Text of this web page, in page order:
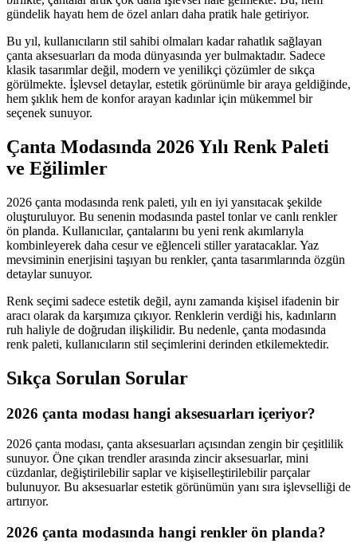
gündelik hayatı hem de özel anları daha pratik hale getiriyor.
Bu yıl, kullanıcıların stil sahibi olmaları kadar rahatlık sağlayan
çanta aksesuarları da moda dünyasında yer bulmaktadır. Sadece
klasik tasarımlar değil, modern ve yenilikçi çözümler de sıkça
görülmekte. İşlevsel detaylar, estetik görünümle bir araya geldiğinde,
hem şıklık hem de konfor arayan kadınlar için mükemmel bir
seçenek sunuyor.
Çanta Modasında 2026 Yılı Renk Paleti
ve Eğilimler
2026 çanta modasında renk paleti, yılı en iyi yansıtacak şekilde
oluşturuluyor. Bu senenin modasında pastel tonlar ve canlı renkler
ön planda. Kullanıcılar, çantalarını bu yeni renk akımlarıyla
kombinleyerek daha cesur ve eğlenceli stiller yaratacaklar. Yaz
mevsiminin enerjisini taşıyan bu renkler, çanta tasarımlarında özgün
detaylar sunuyor.
Renk seçimi sadece estetik değil, aynı zamanda kişisel ifadenin bir
aracı olarak da karşımıza çıkıyor. Renklerin verdiği his, kadınların
ruh haliyle de doğrudan ilişkilidir. Bu nedenle, çanta modasında
renk paleti, kullanıcıların stil seçimlerini derinden etkilemektedir.
Sıkça Sorulan Sorular
2026 çanta modası hangi aksesuarları içeriyor?
2026 çanta modası, çanta aksesuarları açısından zengin bir çeşitlilik
sunuyor. Öne çıkan trendler arasında zincir aksesuarlar, mini
cüzdanlar, değiştirilebilir saplar ve kişiselleştirilebilir parçalar
bulunuyor. Bu aksesuarlar estetik görünümün yanı sıra işlevselliği de
artırıyor.
2026 çanta modasında hangi renkler ön planda?